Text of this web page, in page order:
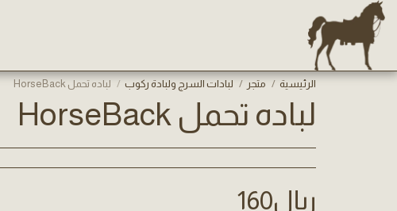
الرئيسية متجر لبادات السرج ولبادة ركوب لباده تحمل HorseBack
لباده تحمل HorseBack
﷼160